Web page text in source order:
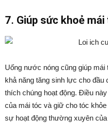
7. Giúp sức khoẻ mái
Uống nước nóng cũng giúp
khả năng tăng sinh lực cho
thích chúng hoạt động. Điều
của mái tóc và giữ cho tóc
sự hoạt động thường xuyên